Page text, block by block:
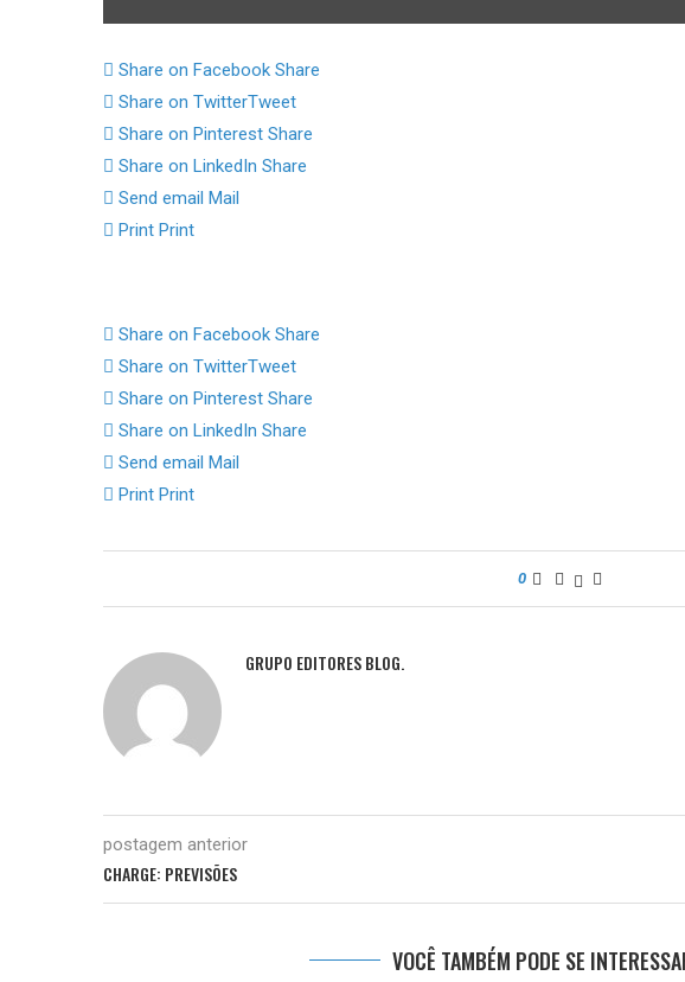
Share on Facebook Share
Share on TwitterTweet
Share on Pinterest Share
Share on LinkedIn Share
Send email Mail
Print Print
Share on Facebook Share
Share on TwitterTweet
Share on Pinterest Share
Share on LinkedIn Share
Send email Mail
Print Print
0
GRUPO EDITORES BLOG.
postagem anterior
CHARGE: PREVISÕES
VOCÊ TAMBÉM PODE SE